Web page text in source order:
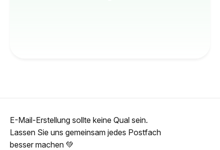
E-Mail-Erstellung sollte keine Qual sein.
Lassen Sie uns gemeinsam jedes Postfach
besser machen 💚